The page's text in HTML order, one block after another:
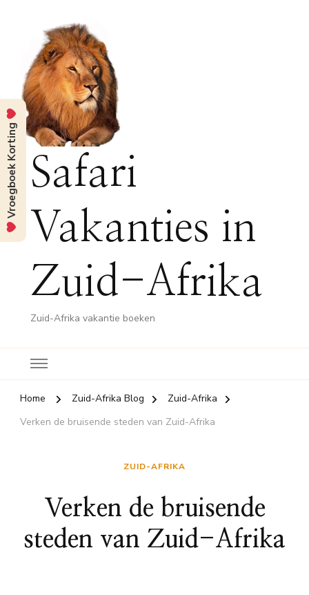
Safari
Vakanties in
Zuid-Afrika
Zuid-Afrika vakantie boeken
Home Zuid-Afrika Blog
Zuid-Afrika
Verken de bruisende steden van Zuid-Afrika
ZUID-AFRIKA
Verken de bruisende
steden van Zuid-Afrika
Vroegboek Korting